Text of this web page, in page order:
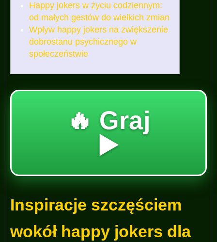
Happy jokers w życiu codziennym:
od małych gestów do wielkich zmian
Wpływ happy jokers na zwiększenie
dobrostanu psychicznego w
społeczeństwie
🔥 Graj
▶️
Inspiracje szczęściem
wokół happy jokers dla